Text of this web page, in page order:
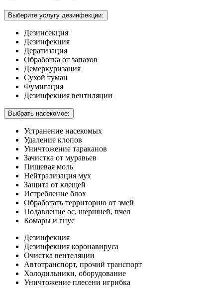
Выберите услугу дезинфекции:
Дезинсекция
Дезинфекция
Дератизация
Обработка от запахов
Демеркуризация
Сухой туман
Фумигация
Дезинфекция вентиляции
Выбрать насекомое:
Устранение насекомых
Удаление клопов
Уничтожение тараканов
Зачистка от муравьев
Пищевая моль
Нейтрализация мух
Защита от клещей
Истребление блох
Обработать территорию от змей
Подавление ос, шершней, пчел
Комары и гнус
Дезинфекция
Дезинфекция коронавируса
Очистка вентеляции
Автотранспорт, прочий транспорт
Холодильники, оборудование
Уничтожение плесени игрибка